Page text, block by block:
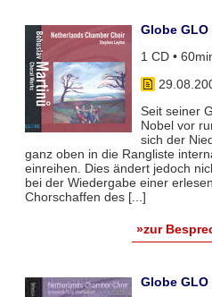
Globe GLO
1 CD •
Seit seiner
Nobel vor
sich der
ganz oben in die Rangliste
einreihen. Dies ändert jedoch
bei der Wiedergabe einer
Chorschaffen des [...]
»zur
Globe GLO